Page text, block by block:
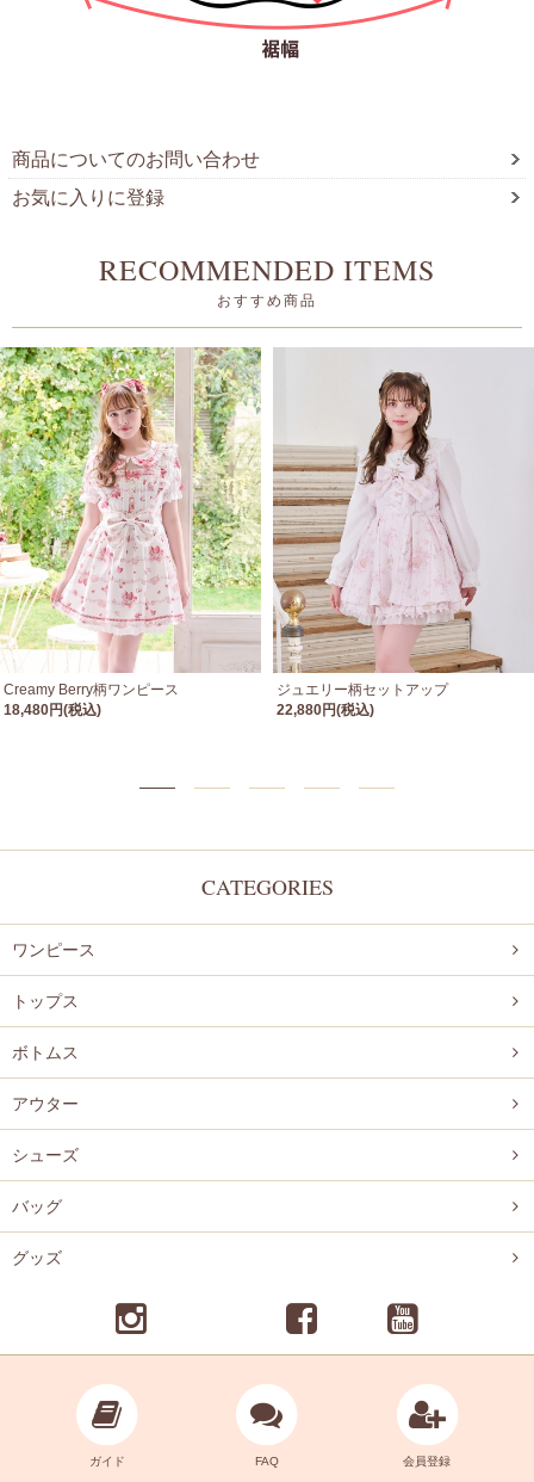
商品についてのお問い合わせ
お気に入りに登録
RECOMMENDED ITEMS
おすすめ商品
Creamy Berry柄ワンピース
18,480円(税込)
ジュエリー柄セットアップ
22,880円(税込)
CATEGORIES
ワンピース
トップス
ボトムス
アウター
シューズ
バッグ
グッズ
ガイド FAQ 会員登録